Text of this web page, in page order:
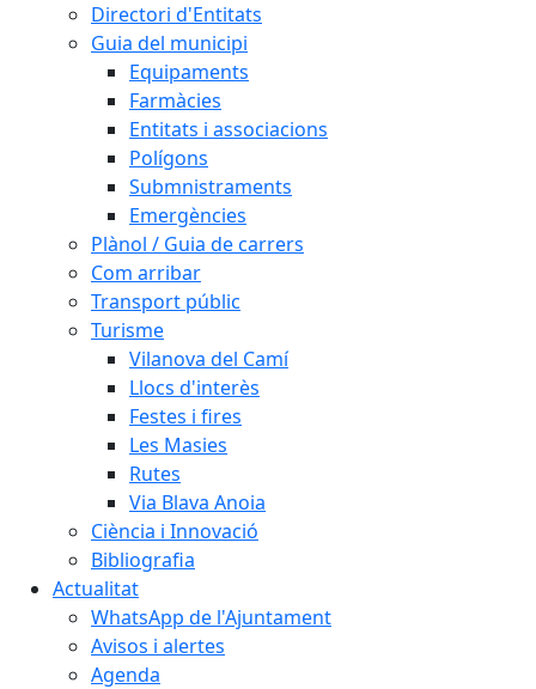
Directori d'Entitats
Guia del municipi
Equipaments
Farmàcies
Entitats i associacions
Polígons
Submnistraments
Emergències
Plànol / Guia de carrers
Com arribar
Transport públic
Turisme
Vilanova del Camí
Llocs d'interès
Festes i fires
Les Masies
Rutes
Via Blava Anoia
Ciència i Innovació
Bibliografia
Actualitat
WhatsApp de l'Ajuntament
Avisos i alertes
Agenda